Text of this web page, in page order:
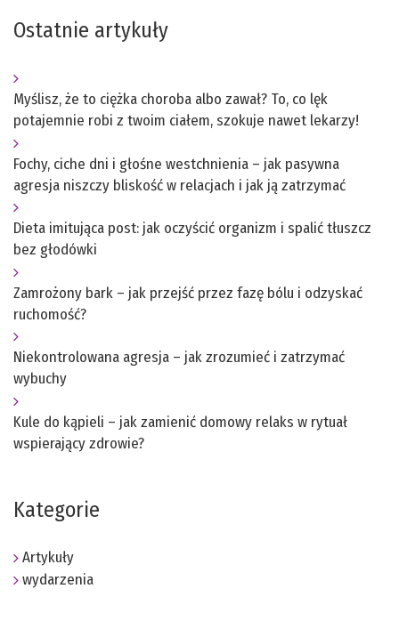
Ostatnie artykuły
Myślisz, że to ciężka choroba albo zawał? To, co lęk
potajemnie robi z twoim ciałem, szokuje nawet lekarzy!
Fochy, ciche dni i głośne westchnienia – jak pasywna
agresja niszczy bliskość w relacjach i jak ją zatrzymać
Dieta imitująca post: jak oczyścić organizm i spalić tłuszcz
bez głodówki
Zamrożony bark – jak przejść przez fazę bólu i odzyskać
ruchomość?
Niekontrolowana agresja – jak zrozumieć i zatrzymać
wybuchy
Kule do kąpieli – jak zamienić domowy relaks w rytuał
wspierający zdrowie?
Kategorie
Artykuły
wydarzenia